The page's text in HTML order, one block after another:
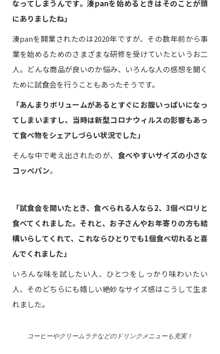
なってしまうんです。湊panを始めるときはそのことが頭
にありましたね」
湊panを開業されたのは2020年ですが、その数年前から事
業を始めるためのさまざまな研修を受けていたというお二
人。どんな商品が良いのか悩み、いろんな人の感想を聞く
ために試食会を行うこともあったそうです。
「あんまりボリュームがあるとすぐにお腹いっぱいになっ
てしまいますし、当時は新型コロナウィルスの影響もあっ
て食べ物をシェアしづらい状況でした」
そんな中で考え出されたのが、 食べやすいサイズの小さな
コッペパン。
「試食会を開いたとき、食べられる人なら2、3個ペロリと
食べてくれました。それと、お子さんやお年寄りの方も結
構いらしてくれて、これならひとりでも1個食べ切れると喜
んでくれました」
いろんな味を試したい人、ひとつをしっかり味わいたい
人、そのどちらにも嬉しい絶妙なサイズ感はこうして生ま
れました。
コーヒーやクリームラテなどのドリンクメニューも充実！